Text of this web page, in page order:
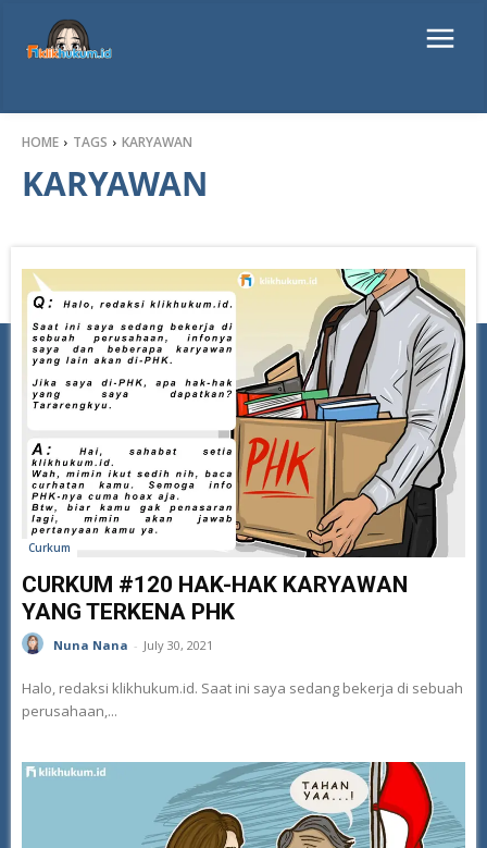
HOME TAGS KARYAWAN
KARYAWAN
Curkum
CURKUM #120 HAK-HAK KARYAWAN
YANG TERKENA PHK
Nuna Nana - July 30, 2021
Halo, redaksi klikhukum.id. Saat ini saya sedang bekerja di sebuah
perusahaan,...